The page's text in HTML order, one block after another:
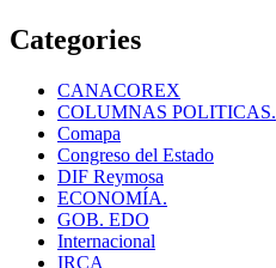
Categories
CANACOREX
COLUMNAS POLITICAS.
Comapa
Congreso del Estado
DIF Reymosa
ECONOMÍA.
GOB. EDO
Internacional
IRCA